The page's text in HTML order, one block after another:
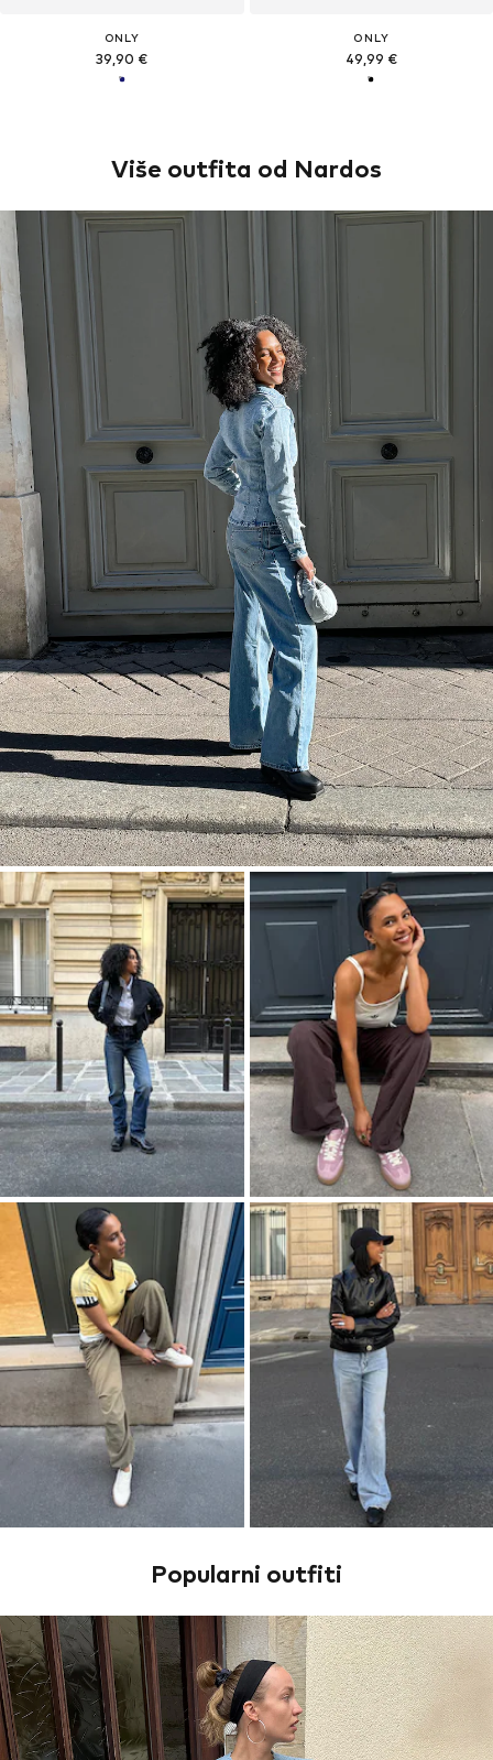
ONLY
39,90 €
ONLY
49,99 €
Više outfita od Nardos
Popularni outfiti